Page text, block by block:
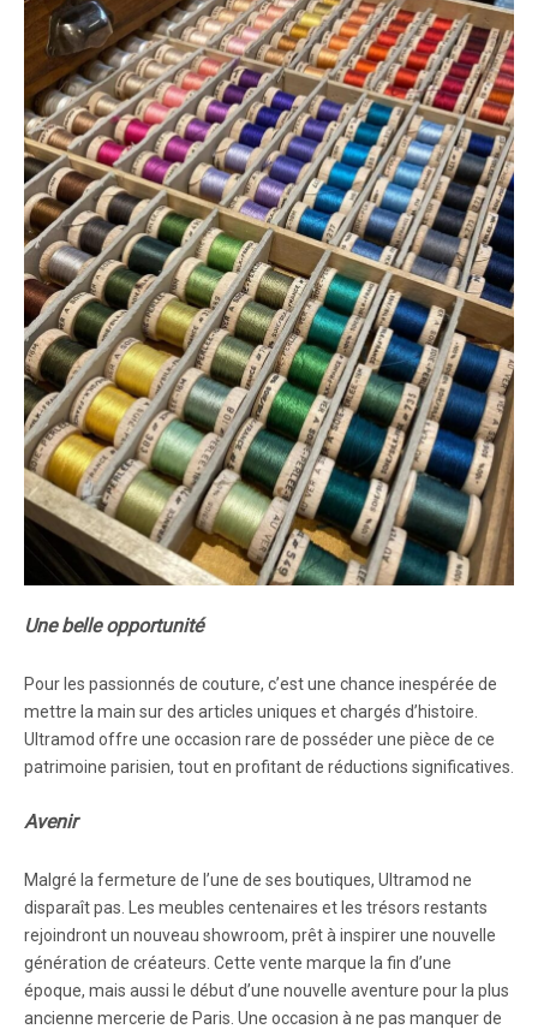
Une belle opportunité
Pour les passionnés de couture, c’est une chance inespérée de
mettre la main sur des articles uniques et chargés d’histoire.
Ultramod offre une occasion rare de posséder une pièce de ce
patrimoine parisien, tout en profitant de réductions significatives.
Avenir
Malgré la fermeture de l’une de ses boutiques, Ultramod ne
disparaît pas. Les meubles centenaires et les trésors restants
rejoindront un nouveau showroom, prêt à inspirer une nouvelle
génération de créateurs. Cette vente marque la fin d’une
époque, mais aussi le début d’une nouvelle aventure pour la plus
ancienne mercerie de Paris. Une occasion à ne pas manquer de